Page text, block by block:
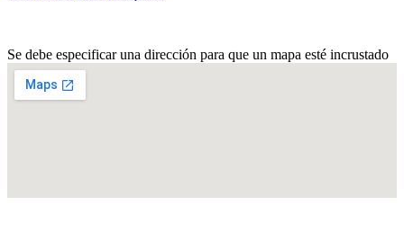
Se debe especificar una dirección para que un mapa esté incrustado